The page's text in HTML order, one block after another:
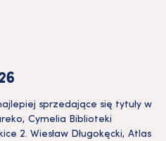
sprzedające się tytuły w
Cymelia Biblioteki
2. Wiesław Długokęcki, Atlas